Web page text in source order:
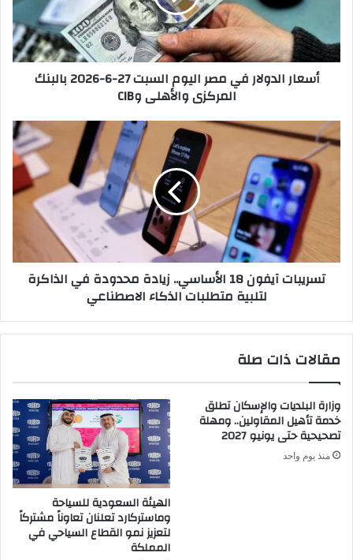
6-
2026
بالبنك
أسعار الدولار في مصر اليوم السبت 27-6-2026 بالبنك
المركزى والأهلى وCIB
تسريبات
آيفون
الأساسي..
محدودة
لتلبية
متطلبات
تسريبات آيفون 18 الأساسي.. زيادة محدودة في الذاكرة
لتلبية متطلبات الذكاء الاصطناعي
مقالات ذات صلة
وزارة البلديات والإسكان تطلق
خدمة تأهيل المقاولين.. ومهلة
تصحيحية حتى يونيو 2027
منذ يوم واحد
الهيئة السعودية للسياحة
وماستركارد تعلنان تعاوناً مشتركاً
لتعزيز نمو القطاع السياحي في
المملكة